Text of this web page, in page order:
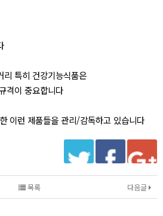
리 특히 건강기능식품은
격이 중요합니다
이런 제품들을 관리/감독하고 있습니다
다음글
목록